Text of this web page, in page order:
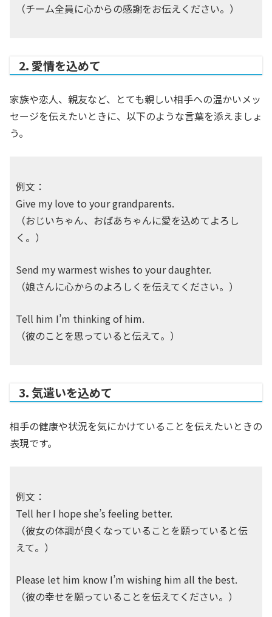
（チーム全員に心からの感謝をお伝えください。）
2. 愛情を込めて
家族や恋人、親友など、とても親しい相手への温かいメッ
セージを伝えたいときに、以下のような言葉を添えましょ
う。
例文：
Give my love to your grandparents.
（おじいちゃん、おばあちゃんに愛を込めてよろし
く。）
Send my warmest wishes to your daughter.
（娘さんに心からのよろしくを伝えてください。）
Tell him I’m thinking of him.
（彼のことを思っていると伝えて。）
3. 気遣いを込めて
相手の健康や状況を気にかけていることを伝えたいときの
表現です。
例文：
Tell her I hope she’s feeling better.
（彼女の体調が良くなっていることを願っていると伝
えて。）
Please let him know I’m wishing him all the best.
（彼の幸せを願っていることを伝えてください。）